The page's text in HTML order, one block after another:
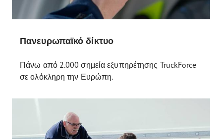
Πανευρωπαϊκό δίκτυο
Πάνω από 2.000 σημεία εξυπηρέτησης TruckForce
σε ολόκληρη την Ευρώπη.